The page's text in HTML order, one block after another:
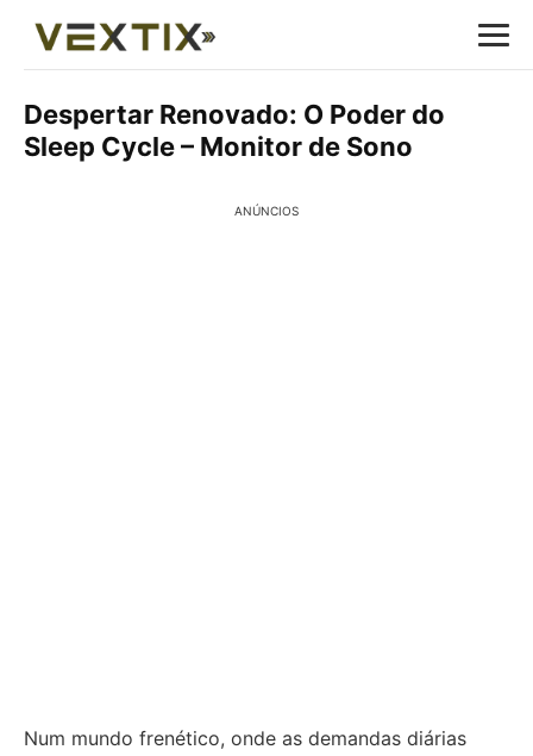
Despertar Renovado: O Poder do
Sleep Cycle – Monitor de Sono
ANÚNCIOS
Num mundo frenético, onde as demandas diárias